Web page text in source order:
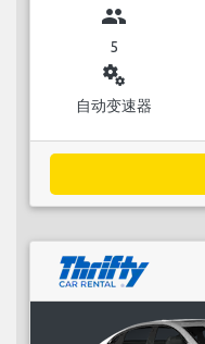
group
5
miscellaneous_services
自动变速器